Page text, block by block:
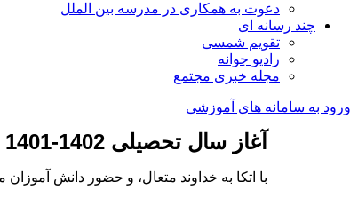
دعوت به همکاری در مدرسه بین الملل
چند رسانه ای
تقویم شمسی
رادیو جوانه
مجله خبری مجتمع
ورود به سامانه های آموزشی
آغاز سال تحصیلی 1402-1401
با اتکا به خداوند متعال، و حضور دانش آموزان